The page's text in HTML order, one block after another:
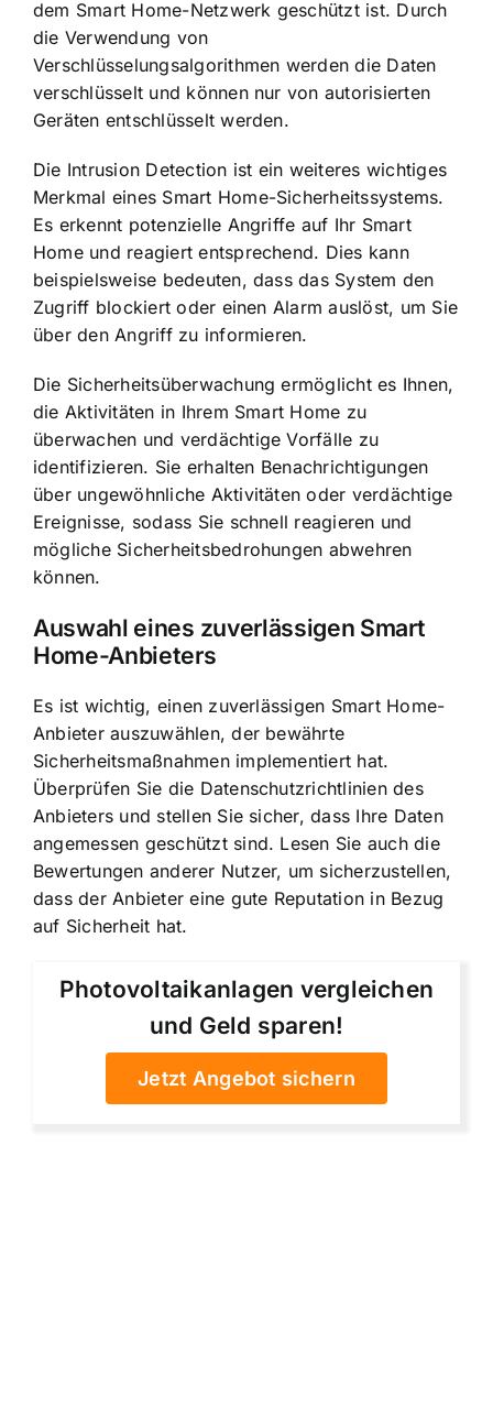
dem Smart Home-Netzwerk geschützt ist. Durch
die Verwendung von
Verschlüsselungsalgorithmen werden die Daten
verschlüsselt und können nur von autorisierten
Geräten entschlüsselt werden.
Die Intrusion Detection ist ein weiteres wichtiges
Merkmal eines Smart Home-Sicherheitssystems.
Es erkennt potenzielle Angriffe auf Ihr Smart
Home und reagiert entsprechend. Dies kann
beispielsweise bedeuten, dass das System den
Zugriff blockiert oder einen Alarm auslöst, um Sie
über den Angriff zu informieren.
Die Sicherheitsüberwachung ermöglicht es Ihnen,
die Aktivitäten in Ihrem Smart Home zu
überwachen und verdächtige Vorfälle zu
identifizieren. Sie erhalten Benachrichtigungen
über ungewöhnliche Aktivitäten oder verdächtige
Ereignisse, sodass Sie schnell reagieren und
mögliche Sicherheitsbedrohungen abwehren
können.
Auswahl eines zuverlässigen Smart
Home-Anbieters
Es ist wichtig, einen zuverlässigen Smart Home-
Anbieter auszuwählen, der bewährte
Sicherheitsmaßnahmen implementiert hat.
Überprüfen Sie die Datenschutzrichtlinien des
Anbieters und stellen Sie sicher, dass Ihre Daten
angemessen geschützt sind. Lesen Sie auch die
Bewertungen anderer Nutzer, um sicherzustellen,
dass der Anbieter eine gute Reputation in Bezug
auf Sicherheit hat.
Photovoltaikanlagen vergleichen
und Geld sparen!
Jetzt Angebot sichern